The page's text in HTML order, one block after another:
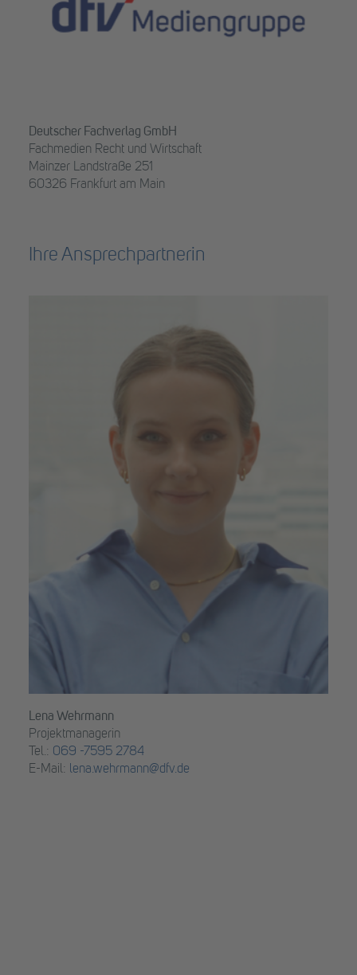
Deutscher Fachverlag GmbH
Fachmedien Recht und Wirtschaft
Mainzer Landstraße 251
60326 Frankfurt am Main
Ihre Ansprechpartnerin
Lena Wehrmann
Projektmanagerin
Tel.: 069 -7595 2784
E-Mail: lena.wehrmann@dfv.de